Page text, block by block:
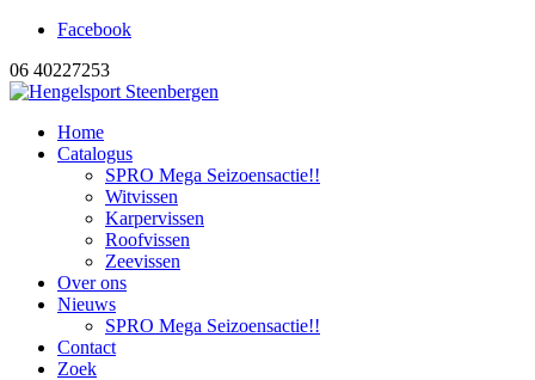
Facebook
06 40227253
Home
Catalogus
SPRO Mega Seizoensactie!!
Witvissen
Karpervissen
Roofvissen
Zeevissen
Over ons
Nieuws
SPRO Mega Seizoensactie!!
Contact
Zoek